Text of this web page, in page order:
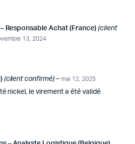
Responsable Achat (France) (client
13, 2024
(client confirmé) – mai 12, 2025
nickel, le virement a été validé